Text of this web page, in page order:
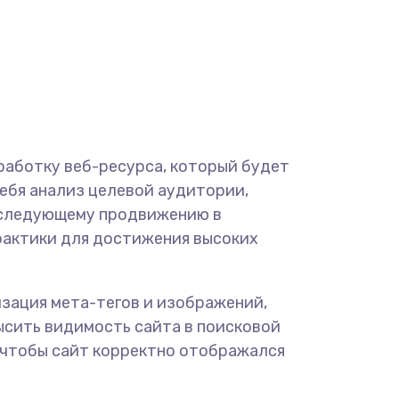
веб-ресурса, который будет
анализ целевой аудитории,
продвижению в
для достижения высоких
мета-тегов и изображений,
видимость сайта в поисковой
сайт корректно отображался